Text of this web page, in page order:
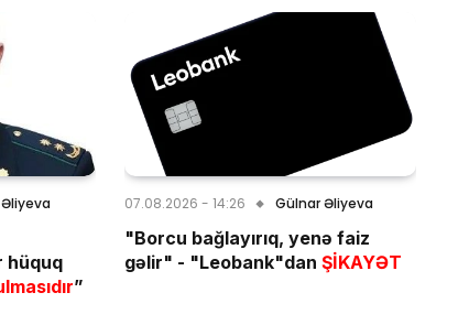
hüquq
”
07.08.2026 - 14:26 Gülnar Əliyeva
"Borcu bağlayırıq, yenə faiz
gəlir" - "Leobank"dan ŞİKAYƏT